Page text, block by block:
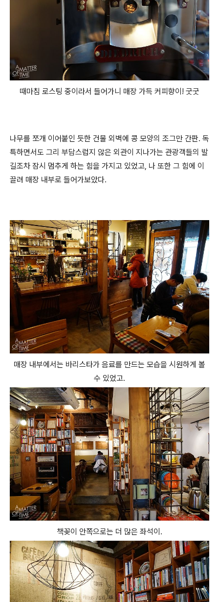
때마침 로스팅 중이라서 들어가니 매장 가득 커피향이! 굿굿
나무를 쪼개 이어붙인 듯한 건물 외벽에 콩 모양의 조그만 간판. 독
특하면서도 그리 부담스럽지 않은 외관이 지나가는 관광객들의 발
길조차 잠시 멈추게 하는 힘을 가지고 있었고, 나 또한 그 힘에 이
끌려 매장 내부로 들어가보았다.
매장 내부에서는 바리스타가 음료를 만드는 모습을 시원하게 볼
수 있었고.
책꽂이 안쪽으로는 더 많은 좌석이.